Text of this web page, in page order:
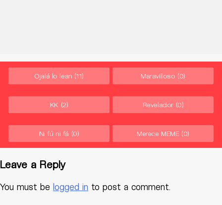
Ojalá lo lean (11) Maravilloso (0)
KK (2) Revelador (0)
Ni fú ni fá (0) Merece MEME (0)
Leave a Reply
You must be logged in to post a comment.